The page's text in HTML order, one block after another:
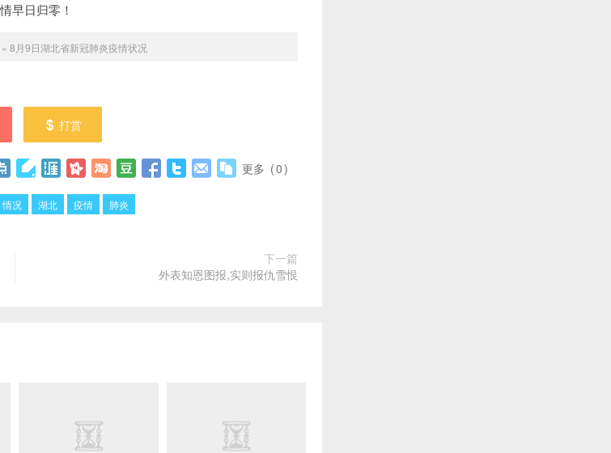
早日归零！
» 8月9日湖北省新冠肺炎疫情状况
打赏
更多 (0)
情况 湖北 疫情 肺炎
下一篇
外表知恩图报,实则报仇雪恨